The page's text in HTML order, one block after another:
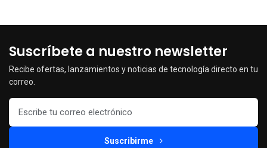
Suscríbete a nuestro newsletter
Recibe ofertas, lanzamientos y noticias de tecnología directo en tu
correo.
Suscribirme